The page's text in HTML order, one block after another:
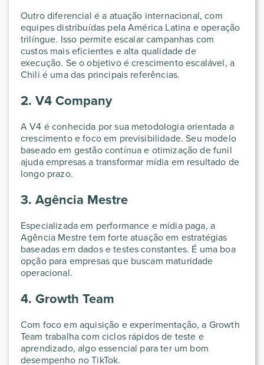
Outro diferencial é a atuação internacional, com
equipes distribuídas pela América Latina e operação
trilíngue. Isso permite escalar campanhas com
custos mais eficientes e alta qualidade de
execução. Se o objetivo é crescimento escalável, a
Chili é uma das principais referências.
2. V4 Company
A V4 é conhecida por sua metodologia orientada a
crescimento e foco em previsibilidade. Seu modelo
baseado em gestão contínua e otimização de funil
ajuda empresas a transformar mídia em resultado de
longo prazo.
3. Agência Mestre
Especializada em performance e mídia paga, a
Agência Mestre tem forte atuação em estratégias
baseadas em dados e testes constantes. É uma boa
opção para empresas que buscam maturidade
operacional.
4. Growth Team
Com foco em aquisição e experimentação, a Growth
Team trabalha com ciclos rápidos de teste e
aprendizado, algo essencial para ter um bom
desempenho no TikTok.